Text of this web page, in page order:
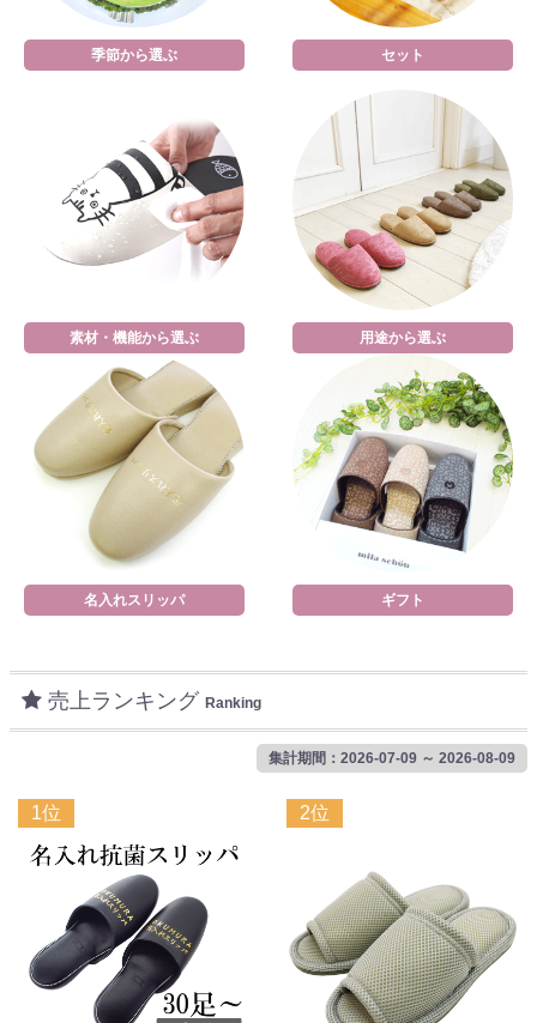
季節から選ぶ セット
素材・機能から選ぶ 用途から選ぶ
名入れスリッパ ギフト
売上ランキング Ranking
集計期間：2026-07-09 ～ 2026-08-09
1位 2位